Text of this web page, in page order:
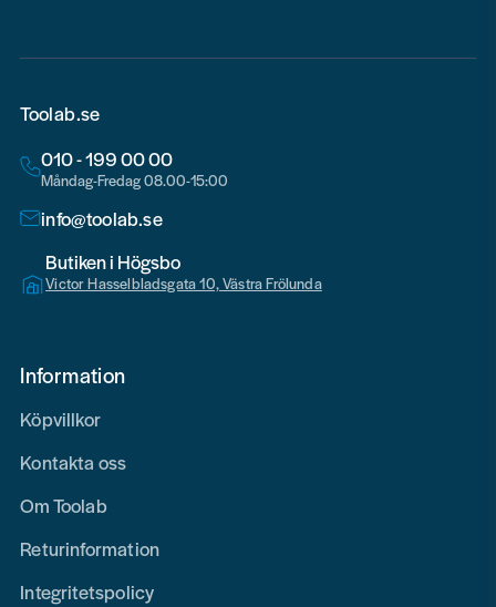
Toolab.se
010 - 199 00 00
Måndag-Fredag 08.00-15:00
info@toolab.se
Butiken i Högsbo
Victor Hasselbladsgata 10, Västra Frölunda
Information
Köpvillkor
Kontakta oss
Om Toolab
Returinformation
Integritetspolicy